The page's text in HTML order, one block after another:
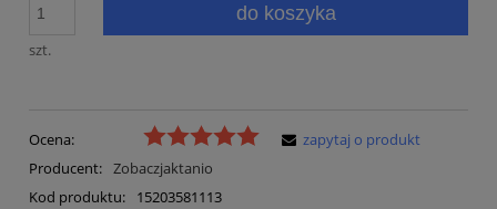
szt.
do koszyka
Ocena:
Producent: Zobaczjaktanio
Kod produktu:
15203581113
zapytaj o produkt